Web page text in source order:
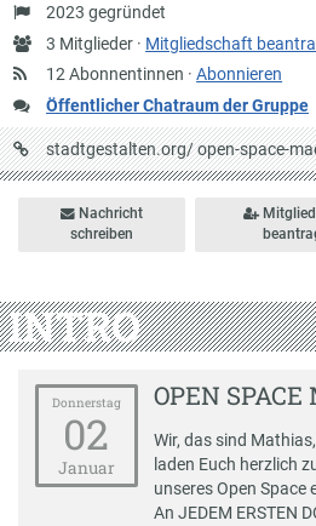
Gründung
2023 gegründet
Anzahl
Mitglieder
3 Mitglieder · Mitgliedschaft
12 Abonnentinnen ·Abonnieren
Öffentlicher Chatraum der Gruppe
URL
auf
stadtgestalten.org/ open-space-
Nachricht
schreiben
INTRO
Donnerstag
02
Januar
OPEN
Wir, das sind
laden Euch herzlich
unseres Open Space
An JEDEM ERSTEN